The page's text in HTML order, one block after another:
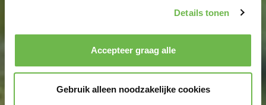
We geven u hier graag meer gedetailleerde informatie:
Details tonen
Accepteer graag alle
Gebruik alleen noodzakelijke cookies